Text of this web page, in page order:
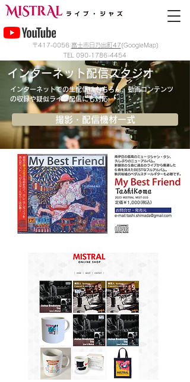
〒417-0056 富士市日乃出町47 (GoogleMap)
TEL 090-1786-4454
インターネット配信スタジオ
インターネットでの生配信はもちろん、動画コンテンツ
の収録や疑似ライブ配信にも対応
撮影・配信機材一式